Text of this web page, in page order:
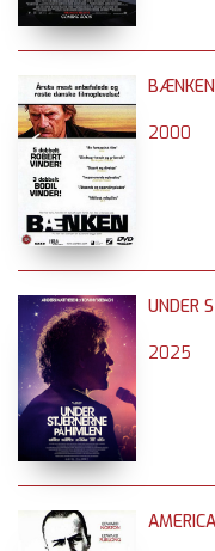
BÆNKEN
2000
UNDER
2025